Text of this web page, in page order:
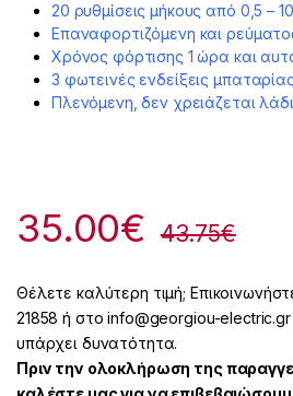
20 ρυθμίσεις μήκους από 0,5 –
Επαναφορτιζόμενη και
Χρόνος φόρτισης 1 ώρα και
3 φωτεινές ενδείξεις μπαταρίας
Πλενόμενη, δεν χρειάζεται
35.00€ 43.75€
Θέλετε καλύτερη τιμή;
21858 ή στο info@georgiou-
υπάρχει δυνατότητα.
Πριν την ολοκλήρωση της